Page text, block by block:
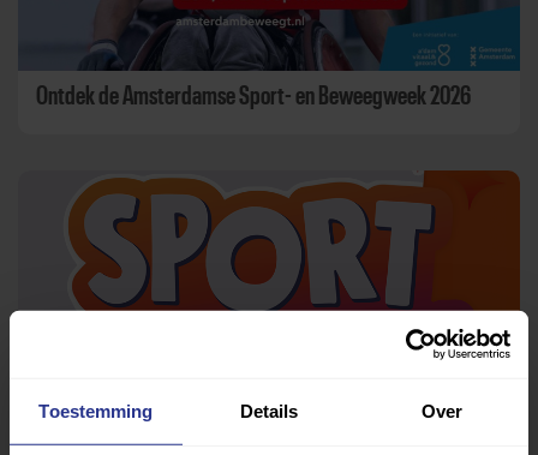
Toestemming Details Over
Ontdek de Amsterdamse Sport- en Beweegweek 2026